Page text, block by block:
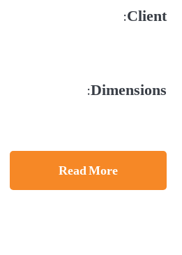
Client:
Dimensions:
Read More